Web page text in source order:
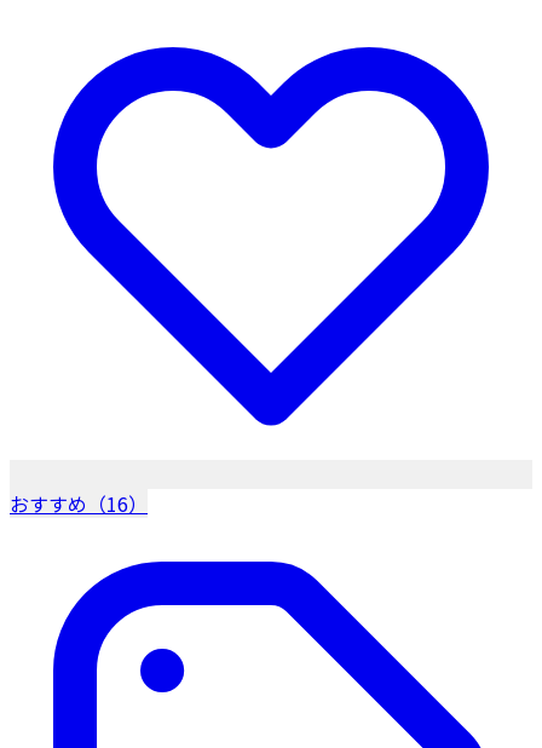
おすすめ（16）